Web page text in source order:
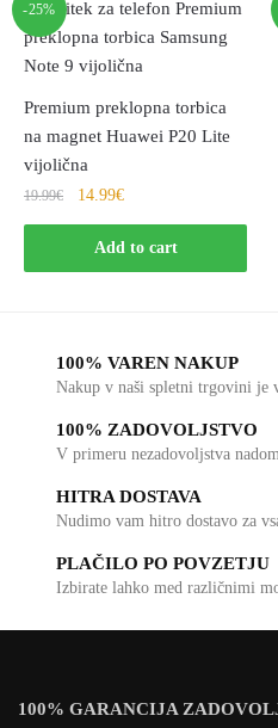
-25%
Premium preklopna torbica
na magnet Huawei P20 Lite
vijolična
19.99€ 14.99€
Add to cart
100% VAREN NAKUP
Nakup v naši spletni trgovini je
100% ZADOVOLJSTVO
V primeru nezadovoljstva
HITRA DOSTAVA
Nudimo vam hitro dostavo za
PLAČILO PO POVZETJU
Izbirate lahko med različnimi
100% GARANCIJA